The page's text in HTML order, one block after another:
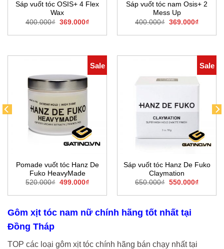
Sáp vuốt tóc OSIS+ 4 Flex
Wax
400.000₫ Giá
là:
369.000₫Giá
tại
Sáp vuốt tóc nam Osis+ 2
Mess Up
400.000₫ Giá
là:
369.000₫Giá
tại
Sale
Pomade vuốt tóc Hanz De
Fuko HeavyMade
520.000₫ Giá
là:
499.000₫Giá
tại
499.000₫.
Sale
Sáp vuốt tóc Hanz De Fuko
Claymation
650.000₫ Giá
là:
550.000₫Giá
tại
Gôm xịt tóc nam nữ chính hãng tốt nhất tại
Đồng Tháp
TOP các loại gôm xịt tóc chính hãng bán chạy nhất tại